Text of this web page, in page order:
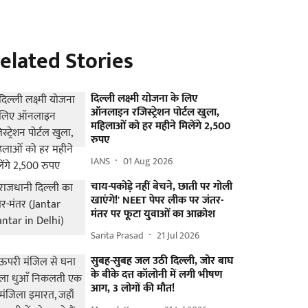
Stories
दिल्ली लक्ष्मी योजना के लिए
ऑनलाइन रजिस्ट्रेशन पोर्टल खुला,
महिलाओं को हर महीने मिलेंगे 2,500
रुपए
IANS 01 Aug 2026
चाय-पकोड़े नहीं बेचने, छाती पर गोली
खाएंगे!' NEET पेपर लीक पर जंतर-
मंतर पर फूटा युवाओं का आक्रोश
Sarita Prasad 21 Jul 2026
सुबह-सुबह जल उठी दिल्ली, जोर बाघ
के बीके दत्त कॉलोनी में लगी भीषण
आग, 3 लोगों की मौत!